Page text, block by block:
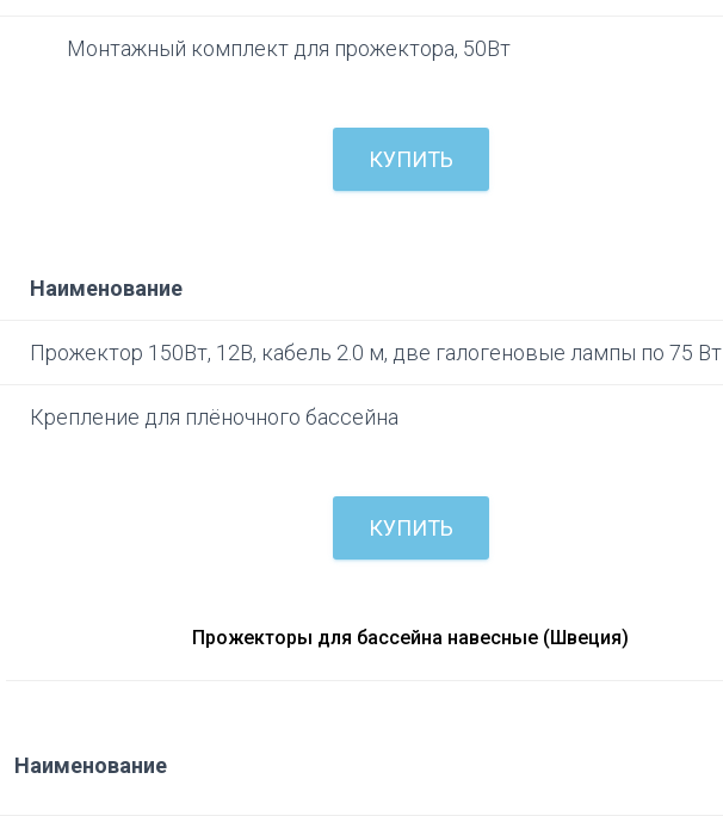
Монтажный комплект для прожектора, 50Вт
КУПИТЬ
Наименование
Прожектор 150Вт, 12В, кабель 2.0 м, две галогеновые лампы по 75 Вт
Крепление для плёночного бассейна
КУПИТЬ
Прожекторы для бассейна навесные (Швеция)
Наименование